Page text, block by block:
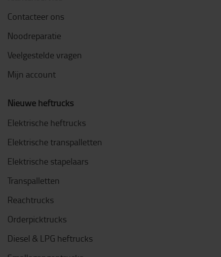
Contacteer ons
Noodreparatie
Veelgestelde vragen
Mijn account
Nieuwe heftrucks
Elektrische heftrucks
Elektrische transpalletten
Elektrische stapelaars
Transpalletten
Reachtrucks
Orderpicktrucks
Diesel & LPG heftrucks